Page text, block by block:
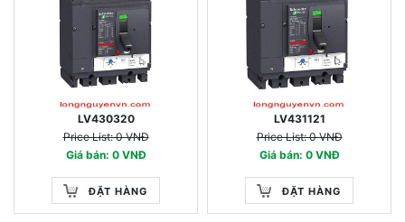
LV430320
Price List: 0 VNĐ
Giá bán: 0 VNĐ
ĐẶT HÀNG
LV431121
Price List: 0 VNĐ
Giá bán: 0 VNĐ
ĐẶT HÀNG